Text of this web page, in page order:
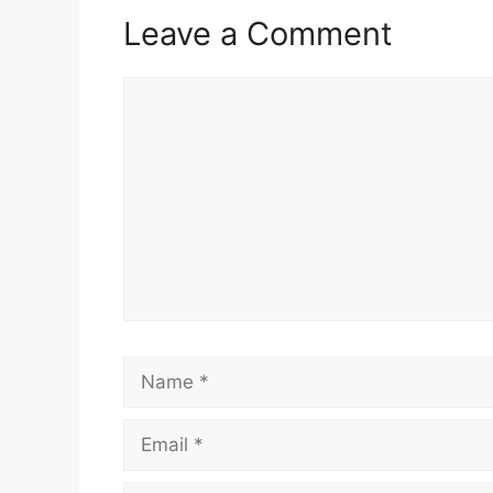
Leave a Comment
Name